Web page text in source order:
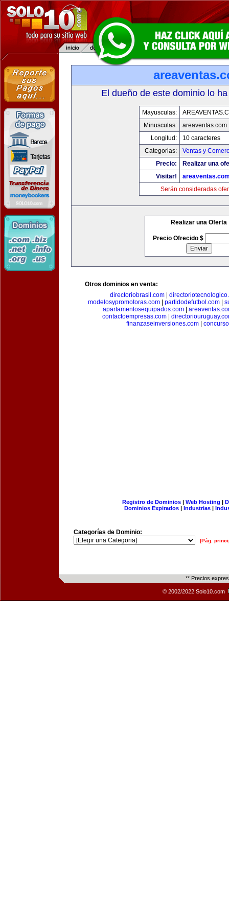
El dueño de este dominio lo
Mayusculas:
Minusculas:
areaventas.com
Longitud:
10 caracteres
Categorias:
Ventas y
Precio:
Realizar una
Visitar!
Serán consideradas
Realizar una Oferta
Precio Ofrecido $
Otros dominios en venta:
directoriobrasil.com
modelosypromotoras.com| partidodefutbol.com|
apartamentosequipados.com|
contactoempresas.com
finanzaseinversiones.com
Registro de Dominios| Web Hosting |
Dominios Expirados | Industrias |
Categorías de Dominio:
[Pág.
** Precios
© 2002/2022 Solo10.com